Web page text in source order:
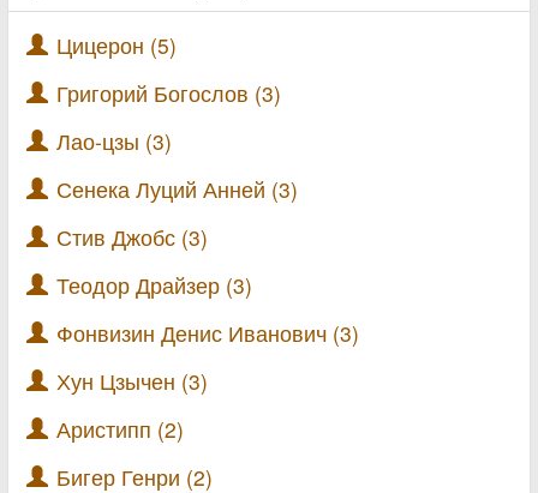
Цицерон (5)
Григорий Богослов (3)
Лао-цзы (3)
Сенека Луций Анней (3)
Стив Джобс (3)
Теодор Драйзер (3)
Фонвизин Денис Иванович (3)
Хун Цзычен (3)
Аристипп (2)
Бигер Генри (2)